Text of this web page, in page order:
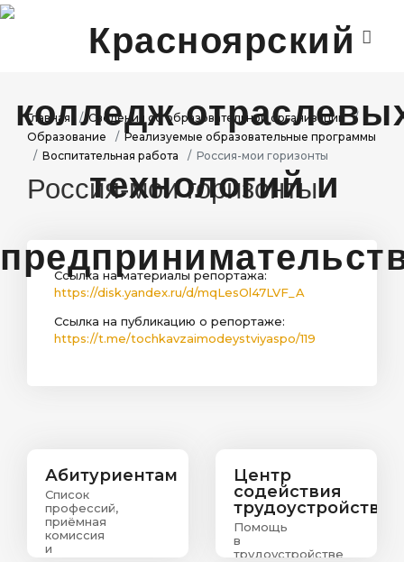
ДИСТАНЦИОННОЕ ОБУЧЕНИЕ
ДЕЯТЕЛЬНОСТЬ
ПРОЕКТЫ
СТУДЕНТАМ
Главная
Сведения об образовательной организации
Образование
Реализуемые образовательные программы
Воспитательная работа
Россия-мои горизонты
Россия-мои горизонты
Ссылка на материалы репортажа:
https://disk.yandex.ru/d/mqLesOl47LVF_A
Ссылка на публикацию о репортаже:
https://t.me/tochkavzaimodeystviyaspo/119
Абитуриентам
Список
профессий,
приёмная
комиссия
и
Центр
содействия
трудоустройству
Помощь
в
трудоустройстве